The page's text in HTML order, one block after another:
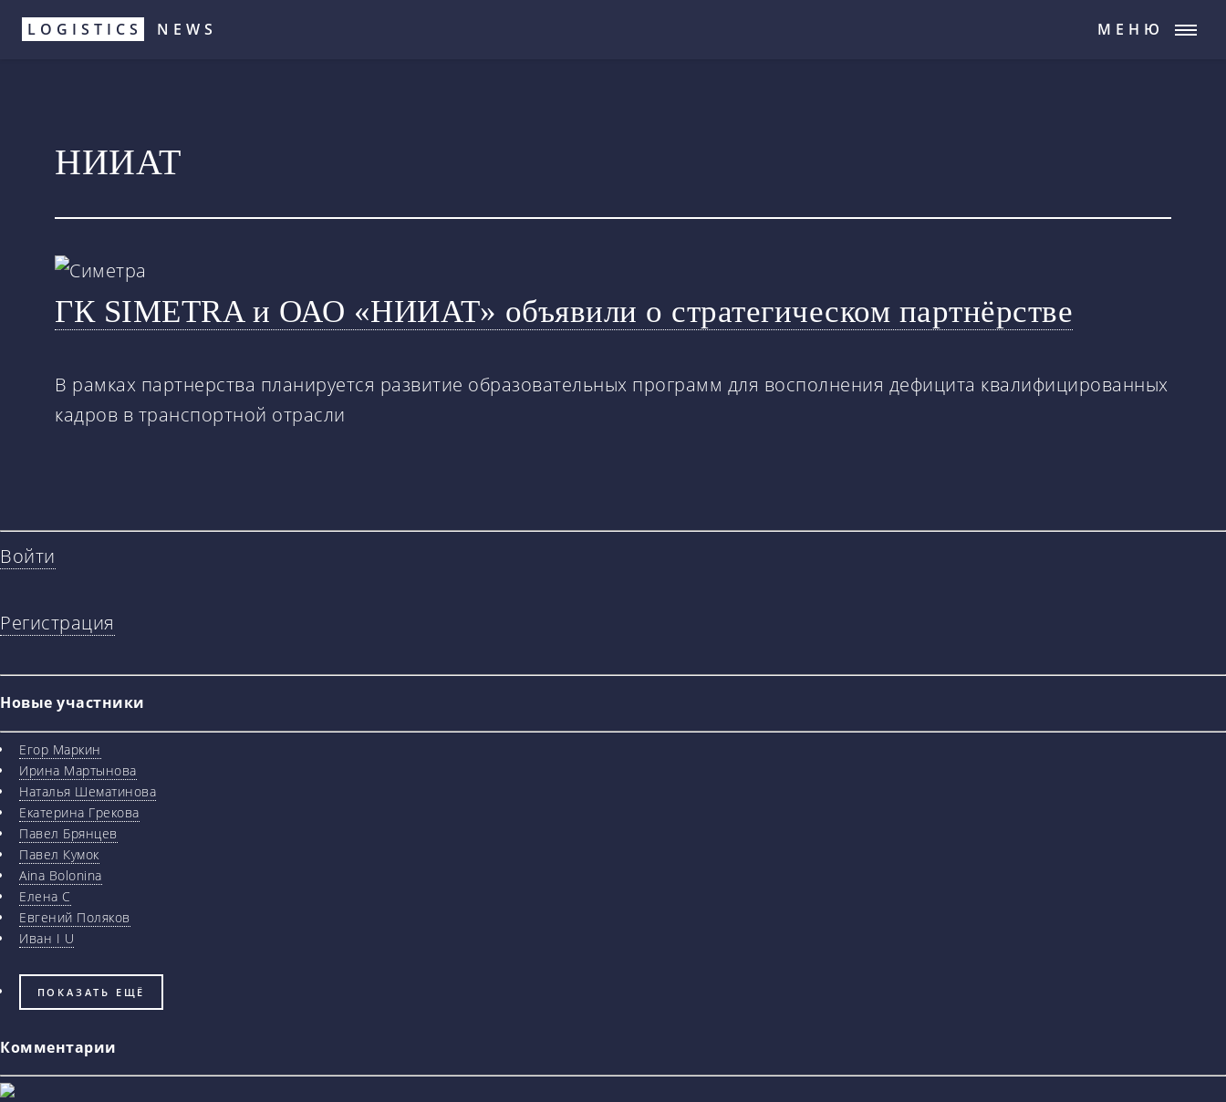
Перейти
LOGISTICS NEWS МЕНЮ
НИИАТ
ГК SIMETRA и ОАО «НИИАТ» объявили о стратегическом партнёрстве
В рамках партнерства планируется развитие образовательных программ для восполнения дефицита квалифицированных
кадров в транспортной отрасли
Войти
Регистрация
Новые участники
Егор Маркин
Ирина Мартынова
Наталья Шематинова
Екатерина Грекова
Павел Брянцев
Павел Кумок
Aina Bolonina
Елена С
Евгений Поляков
Иван I U
ПОКАЗАТЬ ЕЩЁ
Комментарии